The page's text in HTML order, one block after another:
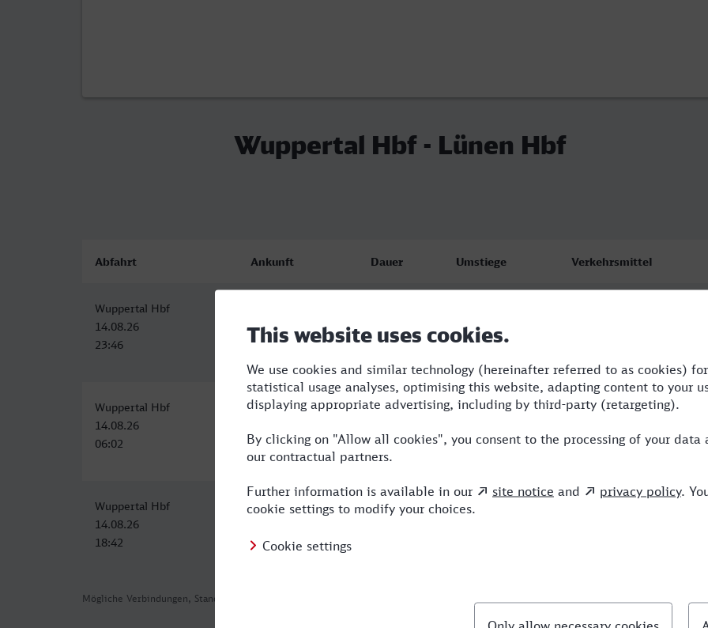
Wuppertal Hbf - Lünen Hbf
Mögliche Verbindungen, Stand: 2026-07-31 03:49
Abfahrt Ankunft Dauer Umstiege Verkehrsmittel
Wuppertal Hbf
14.08.26
23:46
15.08.26
00:49
Wuppertal Hbf
14.08.26
06:02
Lünen Hbf
07:27
1:25 1 RB,NX
Wuppertal Hbf
14.08.26
18:42
Lünen Hbf
19:49
1:07 1